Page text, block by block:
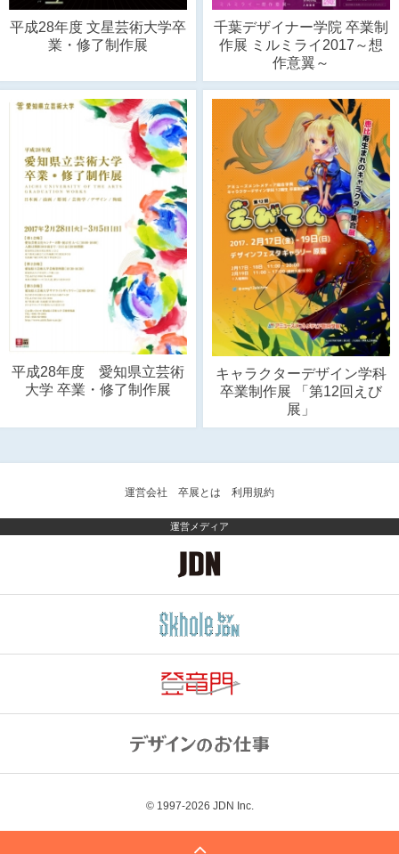
平成28年度 文星芸術大学卒
業・修了制作展
千葉デザイナー学院 卒業制
作展 ミルミライ2017～想
作意翼～
平成28年度 愛知県立芸術
大学 卒業・修了制作展
キャラクターデザイン学科
卒業制作展 「第12回えび
展」
運営会社 卒展とは 利用規約
運営メディア
© 1997-2026 JDN Inc.